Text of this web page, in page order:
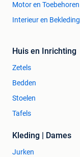
Motor en Toebehoren
Interieur en Bekleding
Huis en Inrichting
Zetels
Bedden
Stoelen
Tafels
Kleding | Dames
Jurken